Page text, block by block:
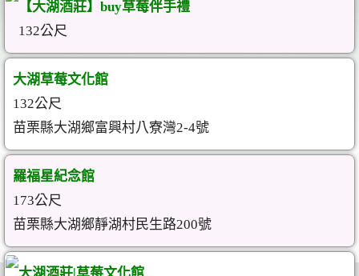
【大湖酒莊】buy草莓伴手禮
132公尺
大湖草莓文化館
132公尺
苗栗縣大湖鄉富興村八寮灣2-4號
羅福星紀念館
173公尺
苗栗縣大湖鄉靜湖村民生路200號